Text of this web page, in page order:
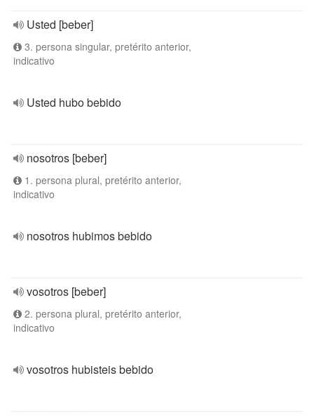
Usted [beber]
3. persona singular, pretérito anterior,
indicativo
Usted hubo bebido
nosotros [beber]
1. persona plural, pretérito anterior,
indicativo
nosotros hubimos bebido
vosotros [beber]
2. persona plural, pretérito anterior,
indicativo
vosotros hubisteis bebido